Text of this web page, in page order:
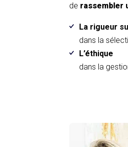
de rassembler
La rigueur
dans la
L’éthique
dans la